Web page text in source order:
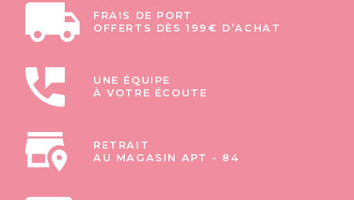
FRAIS DE PORT
OFFERTS DÈS 199€ D’ACHAT
UNE ÉQUIPE
À VOTRE ÉCOUTE
RETRAIT
AU MAGASIN APT - 84